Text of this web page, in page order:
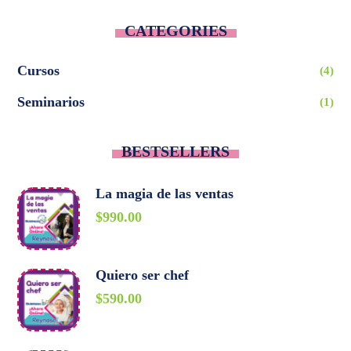
CATEGORIES
Cursos (4)
Seminarios (1)
BESTSELLERS
La magia de las ventas
$990.00
Quiero ser chef
$590.00